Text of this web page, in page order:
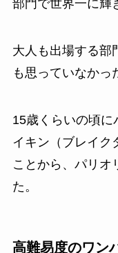
部門で世界一に輝
大人も出場する部
も思っていなかっ
15歳くらいの頃に
イキン（ブレイク
ことから、パリオ
た。
高難易度のワン